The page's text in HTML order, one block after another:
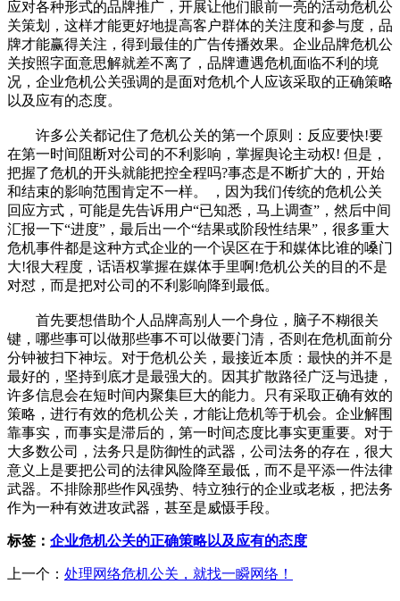
应对各种形式的品牌推广，开展让他们眼前一亮的活动危机公
关策划，这样才能更好地提高客户群体的关注度和参与度，品
牌才能赢得关注，得到最佳的广告传播效果。企业品牌危机公
关按照字面意思解就差不离了，品牌遭遇危机面临不利的境
况，企业危机公关强调的是面对危机个人应该采取的正确策略
以及应有的态度。
许多公关都记住了危机公关的第一个原则：反应要快!要
在第一时间阻断对公司的不利影响，掌握舆论主动权! 但是，
把握了危机的开头就能把控全程吗?事态是不断扩大的，开始
和结束的影响范围肯定不一样。 ，因为我们传统的危机公关
回应方式，可能是先告诉用户“已知悉，马上调查”，然后中间
汇报一下“进度”，最后出一个“结果或阶段性结果”，很多重大
危机事件都是这种方式企业的一个误区在于和媒体比谁的嗓门
大!很大程度，话语权掌握在媒体手里啊!危机公关的目的不是
对怼，而是把对公司的不利影响降到最低。
首先要想借助个人品牌高别人一个身位，脑子不糊很关
键，哪些事可以做那些事不可以做要门清，否则在危机面前分
分钟被扫下神坛。对于危机公关，最接近本质：最快的并不是
最好的，坚持到底才是最强大的。因其扩散路径广泛与迅捷，
许多信息会在短时间内聚集巨大的能力。只有采取正确有效的
策略，进行有效的危机公关，才能让危机等于机会。企业解围
靠事实，而事实是滞后的，第一时间态度比事实更重要。对于
大多数公司，法务只是防御性的武器，公司法务的存在，很大
意义上是要把公司的法律风险降至最低，而不是平添一件法律
武器。不排除那些作风强势、特立独行的企业或老板，把法务
作为一种有效进攻武器，甚至是威慑手段。
标签： 企业危机公关的正确策略以及应有的态度
上一个： 处理网络危机公关，就找一瞬网络！